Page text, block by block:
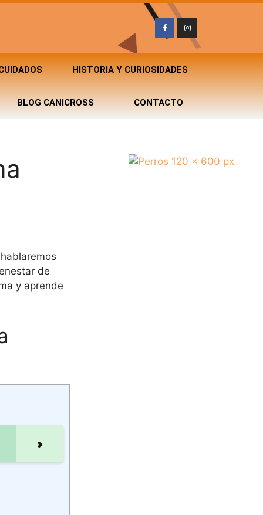
HISTORIA Y CURIOSIDADES
BLOG CANICROSS CONTACTO
de
y aprende